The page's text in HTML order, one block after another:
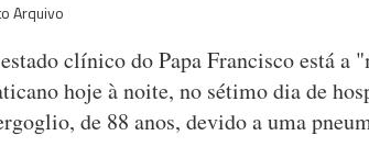
Arquivo
clínico do Papa Francisco está
hoje à noite, no sétimo dia de
de 88 anos, devido a uma